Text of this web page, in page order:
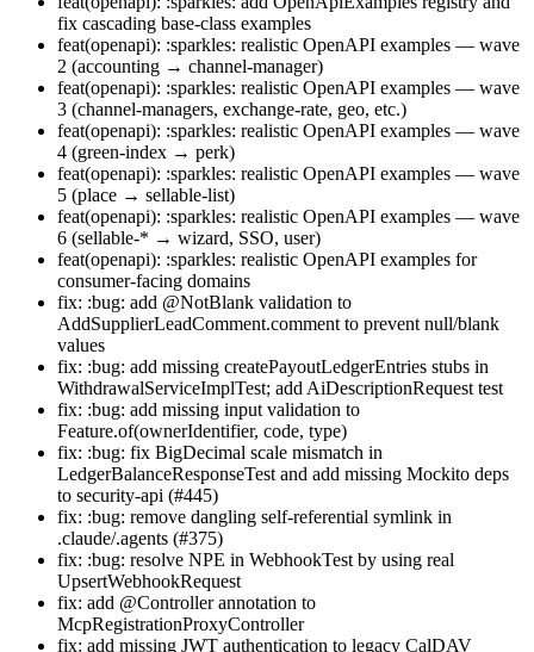
fix cascading base-class examples
feat(openapi): :sparkles: realistic OpenAPI examples — wave
2 (accounting → channel-manager)
feat(openapi): :sparkles: realistic OpenAPI examples — wave
3 (channel-managers, exchange-rate, geo, etc.)
feat(openapi): :sparkles: realistic OpenAPI examples — wave
4 (green-index → perk)
feat(openapi): :sparkles: realistic OpenAPI examples — wave
5 (place → sellable-list)
feat(openapi): :sparkles: realistic OpenAPI examples — wave
6 (sellable-* → wizard, SSO, user)
feat(openapi): :sparkles: realistic OpenAPI examples for
consumer-facing domains
fix: :bug: add @NotBlank validation to
AddSupplierLeadComment.comment to prevent null/blank
values
fix: :bug: add missing createPayoutLedgerEntries stubs in
WithdrawalServiceImplTest; add AiDescriptionRequest test
fix: :bug: add missing input validation to
Feature.of(ownerIdentifier, code, type)
fix: :bug: fix BigDecimal scale mismatch in
LedgerBalanceResponseTest and add missing Mockito deps
to security-api (#445)
fix: :bug: remove dangling self-referential symlink in
.claude/.agents (#375)
fix: :bug: resolve NPE in WebhookTest by using real
UpsertWebhookRequest
fix: add @Controller annotation to
McpRegistrationProxyController
fix: add missing JWT authentication to legacy CalDAV